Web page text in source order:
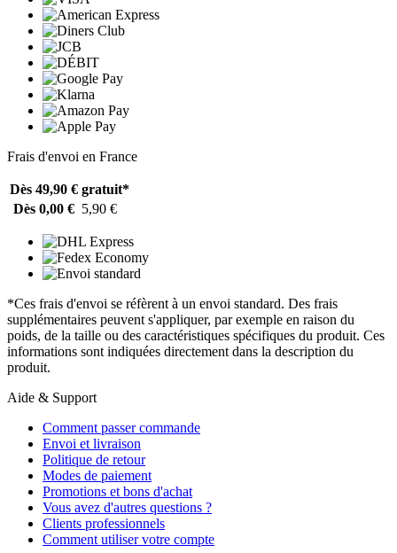
Frais d'envoi en France
Dès 49,90 € gratuit*
Dès 0,00 € 5,90 €
*Ces frais d'envoi se réfèrent à un envoi standard. Des frais
supplémentaires peuvent s'appliquer, par exemple en raison du
poids, de la taille ou des caractéristiques spécifiques du produit. Ces
informations sont indiquées directement dans la description du
produit.
Aide & Support
Comment passer commande
Envoi et livraison
Politique de retour
Modes de paiement
Promotions et bons d'achat
Vous avez d'autres questions ?
Clients professionnels
Comment utiliser votre compte